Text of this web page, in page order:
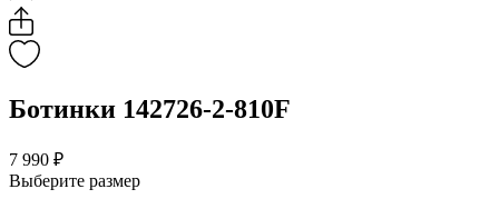
Ботинки 142726-2-810F
7 990 ₽
Выберите размер